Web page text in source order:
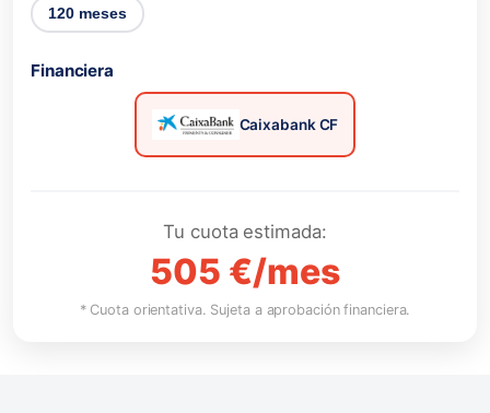
120 meses
Financiera
Caixabank CF
Tu cuota estimada:
505 €/mes
* Cuota orientativa. Sujeta a aprobación financiera.